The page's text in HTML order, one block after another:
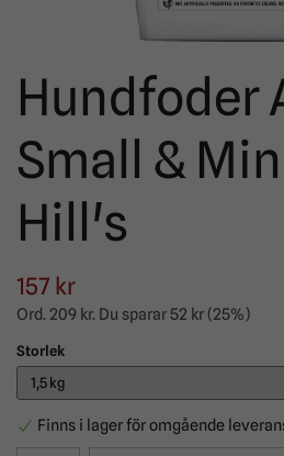
Hundfoder
Small &
Hill's
157 kr
Ord. 209 kr. Du sparar52 kr(25%)
Storlek
Finns i lager för omgående